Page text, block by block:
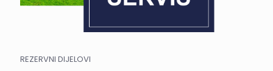
REZERVNI DIJELOVI